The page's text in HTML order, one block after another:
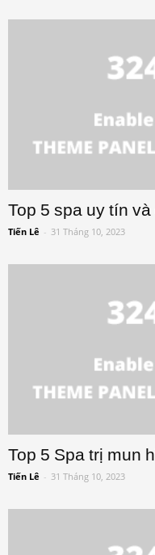
Top 5 spa uy tín
Tiến Lê - 31 Tháng 10, 2023
Top 5 Spa trị mun
Tiến Lê - 31 Tháng 10, 2023